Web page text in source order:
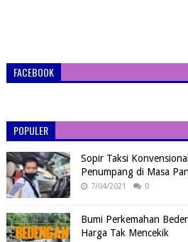
FACEBOOK
POPULER
Sopir Taksi
Penumpang di Masa
7/04/2021 0
Bumi Perkemahan
Harga Tak Mencekik